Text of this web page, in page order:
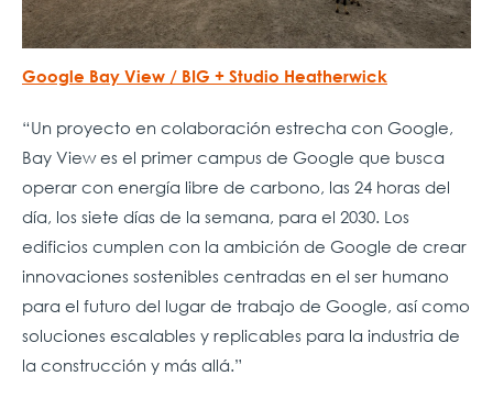
Google Bay View / BIG + Studio Heatherwick
“Un proyecto en colaboración estrecha con Google,
Bay View es el primer campus de Google que busca
operar con energía libre de carbono, las 24 horas del
día, los siete días de la semana, para el 2030. Los
edificios cumplen con la ambición de Google de crear
innovaciones sostenibles centradas en el ser humano
para el futuro del lugar de trabajo de Google, así como
soluciones escalables y replicables para la industria de
la construcción y más allá.”